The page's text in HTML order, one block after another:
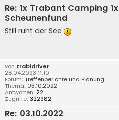
Re: 1x Trabant Camping
Scheunenfund
Still ruht der See
von trabidriver
28.04.2023 11:10
Forum: Treffenberichte und Planung
Thema: 03.10.2022
Antworten: 22
Zugriffe: 322982
Re: 03.10.2022